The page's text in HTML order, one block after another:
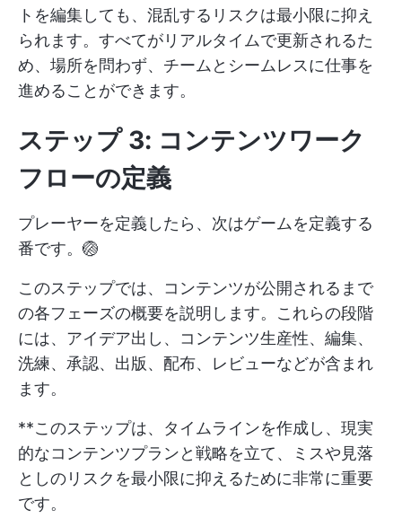
トを編集しても、混乱するリスクは最小限に抑え
られます。すべてがリアルタイムで更新されるた
め、場所を問わず、チームとシームレスに仕事を
進めることができます。
ステップ 3: コンテンツワーク
フローの定義
プレーヤーを定義したら、次はゲームを定義する
番です。🏐
このステップでは、コンテンツが公開されるまで
の各フェーズの概要を説明します。これらの段階
には、アイデア出し、コンテンツ生産性、編集、
洗練、承認、出版、配布、レビューなどが含まれ
ます。
**このステップは、タイムラインを作成し、現実
的なコンテンツプランと戦略を立て、ミスや見落
としのリスクを最小限に抑えるために非常に重要
です。